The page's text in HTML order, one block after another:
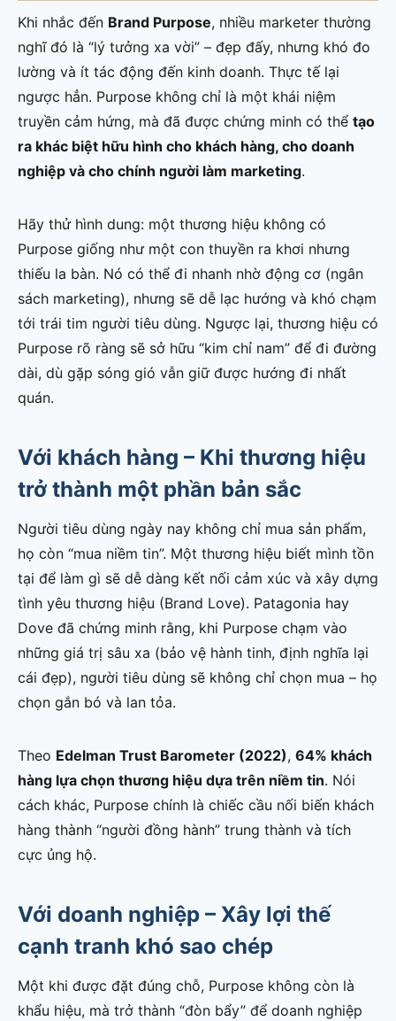
Khi nhắc đến Brand Purpose, nhiều marketer thường
nghĩ đó là “lý tưởng xa vời” – đẹp đấy, nhưng khó đo
lường và ít tác động đến kinh doanh. Thực tế lại
ngược hẳn. Purpose không chỉ là một khái niệm
truyền cảm hứng, mà đã được chứng minh có thể tạo
ra khác biệt hữu hình cho khách hàng, cho doanh
nghiệp và cho chính người làm marketing.
Hãy thử hình dung: một thương hiệu không có
Purpose giống như một con thuyền ra khơi nhưng
thiếu la bàn. Nó có thể đi nhanh nhờ động cơ (ngân
sách marketing), nhưng sẽ dễ lạc hướng và khó chạm
tới trái tim người tiêu dùng. Ngược lại, thương hiệu có
Purpose rõ ràng sẽ sở hữu “kim chỉ nam” để đi đường
dài, dù gặp sóng gió vẫn giữ được hướng đi nhất
quán.
Với khách hàng – Khi thương hiệu
trở thành một phần bản sắc
Người tiêu dùng ngày nay không chỉ mua sản phẩm,
họ còn “mua niềm tin”. Một thương hiệu biết mình tồn
tại để làm gì sẽ dễ dàng kết nối cảm xúc và xây dựng
tình yêu thương hiệu (Brand Love). Patagonia hay
Dove đã chứng minh rằng, khi Purpose chạm vào
những giá trị sâu xa (bảo vệ hành tinh, định nghĩa lại
cái đẹp), người tiêu dùng sẽ không chỉ chọn mua – họ
chọn gắn bó và lan tỏa.
Theo Edelman Trust Barometer (2022), 64% khách
hàng lựa chọn thương hiệu dựa trên niềm tin. Nói
cách khác, Purpose chính là chiếc cầu nối biến khách
hàng thành “người đồng hành” trung thành và tích
cực ủng hộ.
Với doanh nghiệp – Xây lợi thế
cạnh tranh khó sao chép
Một khi được đặt đúng chỗ, Purpose không còn là
khẩu hiệu, mà trở thành “đòn bẩy” để doanh nghiệp